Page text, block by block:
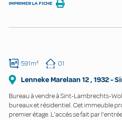
IMPRIMER LA FICHE
591m² 01
Lenneke Marelaan 12, 1932-
Bureau à vendre à Sint-Lambrechts-
bureaux et résidentiel. Cet immeuble
premier étage. L'accès se fait par